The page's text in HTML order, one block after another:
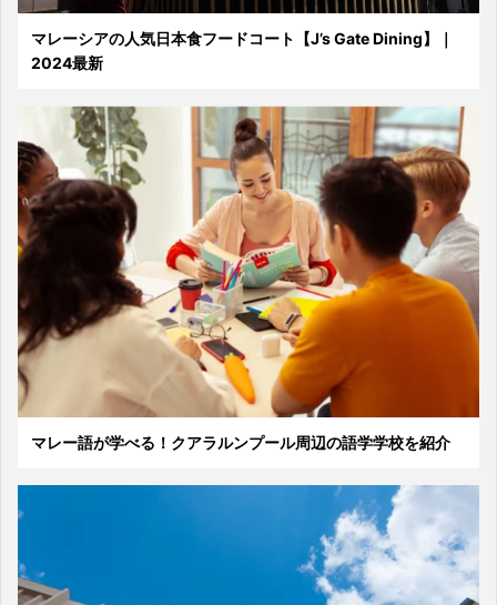
マレーシアの人気日本食フードコート【J’s Gate Dining】｜
2024最新
マレー語が学べる！クアラルンプール周辺の語学学校を紹介